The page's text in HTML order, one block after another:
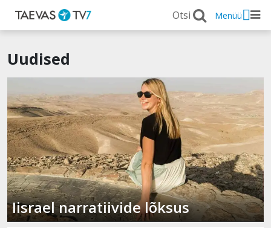
Menüü
Uudised
Iisrael narratiivide lõksus